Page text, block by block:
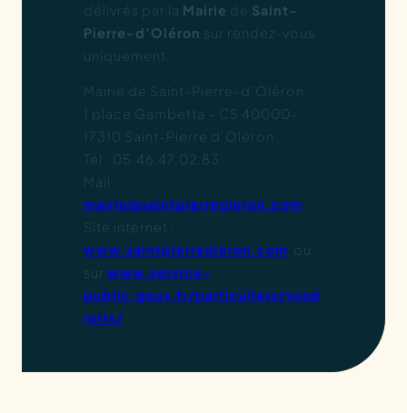
délivrés par la Mairie de Saint-
Pierre-d’Oléron sur rendez-vous
uniquement.
Mairie de Saint-Pierre-d’Oléron
1 place Gambetta – CS 40000-
17310 Saint-Pierre d’Oléron
Tél : 05.46.47.02.83
Mail :
mairie@saintpierreoleron.com
Site internet :
www.saintpierreoleron.com ou
sur www.service-
public.gouv.fr/particuliers/vosd
roits/